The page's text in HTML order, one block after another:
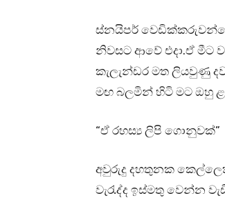
ස්නයිපර්
නිවසට ආවේ එදා.ඒ
කැලැන්ඩර මත ලියවුණු
මඟ බලමින් හිටි මට ඔහු
“ඒ රහස්‍ය ලිපි ගොනුවක්”
අවුරුදු දහතුනක
වැරැද්ද ඉස්මතු වෙන්න